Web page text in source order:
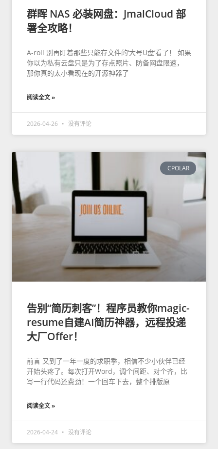
群晖 NAS 必装网盘：JmalCloud 部
署全攻略！
A-roll 别再盯着那些只能存文件的‘大号U盘’看了！ 如果
你以为私有云盘只是为了存点照片、防备网盘限速，
那你真的太小看现在的开源神器了
阅读全文 »
2026-04-26 没有评论
CPOLAR
告别“简历刺客”！程序员教你magic-
resume自建AI简历神器，远程投递
大厂Offer！
前言 又到了一年一度的求职季，相信不少小伙伴已经
开始头疼了。每次打开Word，调个间距、对个齐，比
写一行代码还费劲！一个回车下去，整个排版原
阅读全文 »
2026-04-24 没有评论